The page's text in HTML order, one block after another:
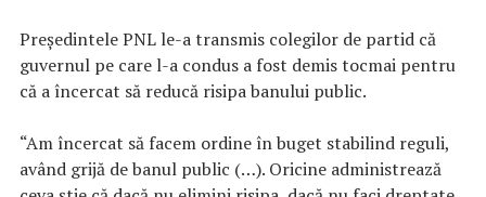
Preşedintele PNL le-a transmis colegilor de partid că
guvernul pe care l-a condus a fost demis tocmai pentru
că a încercat să reducă risipa banului public.
“Am încercat să facem ordine în buget stabilind reguli,
având grijă de banul public (…). Oricine administrează